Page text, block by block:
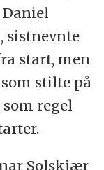
sistnevnte
start, men
stilte på
regel
Solskjær